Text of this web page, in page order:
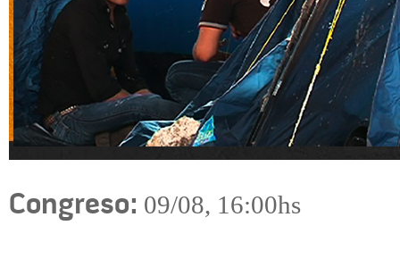
Congreso: 09/08, 16:00hs